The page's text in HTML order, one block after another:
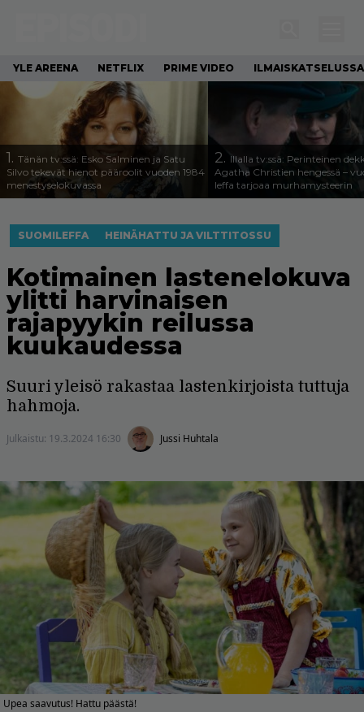
YLE AREENA NETFLIX PRIME VIDEO ILMAISKATSELUSSA
1. Tänän tv:ssä: Esko Salminen ja Satu
Silvo tekevät hienot pääroolit vuoden 1984
menestyselokuvassa
2. Illalla tv:ssä: Perinteinen
Agatha Christien hengessä –
leffa tarjoaa murhamysteerin
SUOMILEFFA HEINÄHATTU JA VILTTITOSSU
Kotimainen lastenelokuva
ylitti harvinaisen
rajapyykin reilussa
kuukaudessa
Suuri yleisö rakastaa lastenkirjoista tuttuja
hahmoja.
Julkaistu: 19.3.2024 16:30 Jussi Huhtala
Upea saavutus! Hattu päästä!